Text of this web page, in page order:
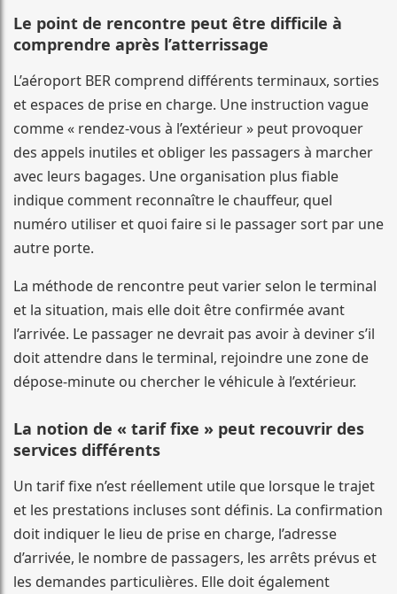
Le point de rencontre peut être difficile à
comprendre après l’atterrissage
L’aéroport BER comprend différents terminaux, sorties
et espaces de prise en charge. Une instruction vague
comme « rendez-vous à l’extérieur » peut provoquer
des appels inutiles et obliger les passagers à marcher
avec leurs bagages. Une organisation plus fiable
indique comment reconnaître le chauffeur, quel
numéro utiliser et quoi faire si le passager sort par une
autre porte.
La méthode de rencontre peut varier selon le terminal
et la situation, mais elle doit être confirmée avant
l’arrivée. Le passager ne devrait pas avoir à deviner s’il
doit attendre dans le terminal, rejoindre une zone de
dépose-minute ou chercher le véhicule à l’extérieur.
La notion de « tarif fixe » peut recouvrir des
services différents
Un tarif fixe n’est réellement utile que lorsque le trajet
et les prestations incluses sont définis. La confirmation
doit indiquer le lieu de prise en charge, l’adresse
d’arrivée, le nombre de passagers, les arrêts prévus et
les demandes particulières. Elle doit également